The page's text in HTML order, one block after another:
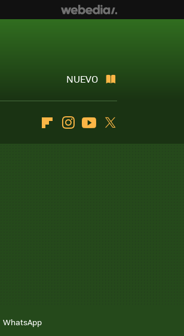
NUEVO
FlipboardInstagramYoutube
WhatsApp